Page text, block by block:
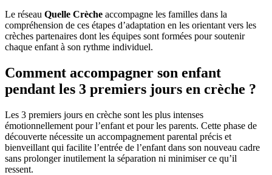
Le réseau Quelle Crèche accompagne les familles dans la
compréhension de ces étapes d’adaptation en les orientant vers les
crèches partenaires dont les équipes sont formées pour soutenir
chaque enfant à son rythme individuel.
Comment accompagner son enfant
pendant les 3 premiers jours en crèche ?
Les 3 premiers jours en crèche sont les plus intenses
émotionnellement pour l’enfant et pour les parents. Cette phase de
découverte nécessite un accompagnement parental précis et
bienveillant qui facilite l’entrée de l’enfant dans son nouveau cadre
sans prolonger inutilement la séparation ni minimiser ce qu’il
ressent.